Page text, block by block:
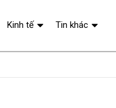
Kinh tế Tin khác